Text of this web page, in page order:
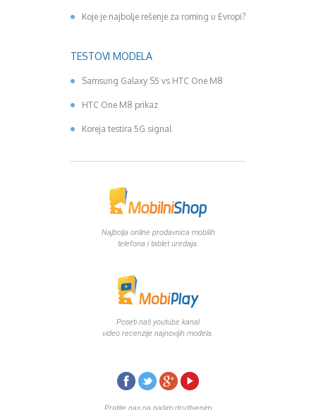
Koje je najbolje rešenje za roming u Evropi?
TESTOVI MODELA
Samsung Galaxy S5 vs HTC One M8
HTC One M8 prikaz
Koreja testira 5G signal
Najbolja online prodavnica mobilih
telefona i tablet uredaja.
Poseti naš youtube kanal
video recenzije najnovijih modela.